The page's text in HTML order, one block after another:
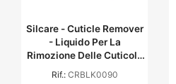
Silcare - Cuticle Remover
- Liquido Per La
Rimozione Delle Cuticole
- Blu
Rif.: CRBLK0090